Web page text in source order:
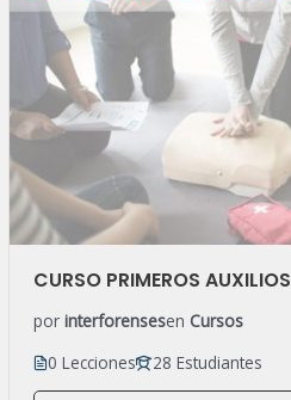
CURSO PRIMEROS AUXILIOS
por interforensesen Cursos
0 Lecciones
28 Estudiantes